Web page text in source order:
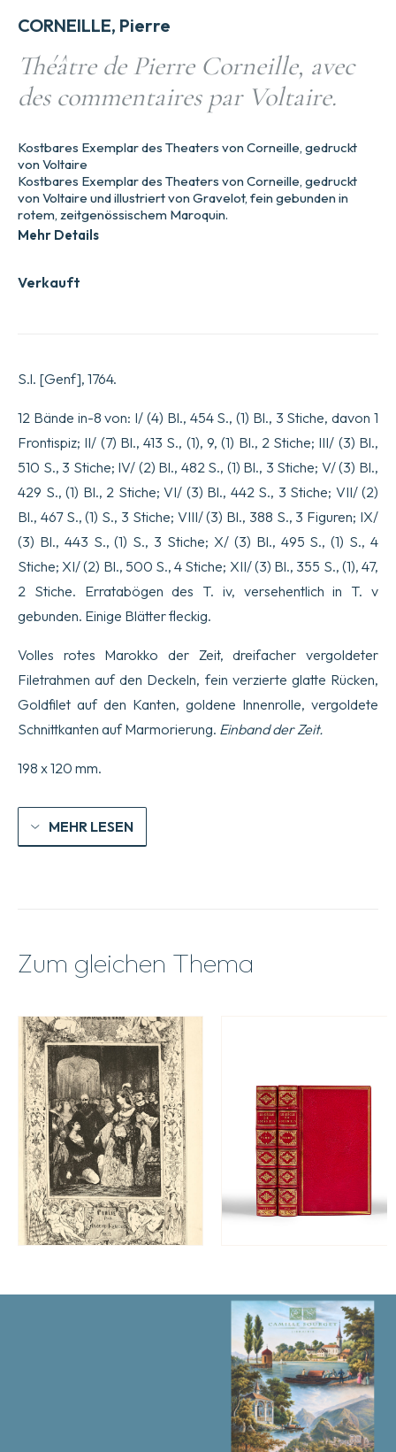
CORNEILLE, Pierre
Théâtre de Pierre Corneille, avec
des commentaires par Voltaire.
Verkauft
Kostbares Exemplar des Theaters von Corneille, gedruckt
von Voltaire
Kostbares Exemplar des Theaters von Corneille, gedruckt
von Voltaire und illustriert von Gravelot, fein gebunden in
rotem, zeitgenössischem Maroquin.
Mehr Details
S.l. [Genf], 1764.
12 Bände in-8 von: I/ (4) Bl., 454 S., (1) Bl., 3 Stiche, davon 1
Frontispiz; II/ (7) Bl., 413 S., (1), 9, (1) Bl., 2 Stiche; III/ (3) Bl.,
510 S., 3 Stiche; IV/ (2) Bl., 482 S., (1) Bl., 3 Stiche; V/ (3) Bl.,
429 S., (1) Bl., 2 Stiche; VI/ (3) Bl., 442 S., 3 Stiche; VII/ (2)
Bl., 467 S., (1) S., 3 Stiche; VIII/ (3) Bl., 388 S., 3 Figuren; IX/
(3) Bl., 443 S., (1) S., 3 Stiche; X/ (3) Bl., 495 S., (1) S., 4
Stiche; XI/ (2) Bl., 500 S., 4 Stiche; XII/ (3) Bl., 355 S., (1), 47,
2 Stiche. Erratabögen des T. iv, versehentlich in T. v
gebunden. Einige Blätter fleckig.
Volles rotes Marokko der Zeit, dreifacher vergoldeter
Filetrahmen auf den Deckeln, fein verzierte glatte Rücken,
Goldfilet auf den Kanten, goldene Innenrolle, vergoldete
Schnittkanten auf Marmorierung. Einband der Zeit.
198 x 120 mm.
MEHR LESEN
Zum gleichen Thema